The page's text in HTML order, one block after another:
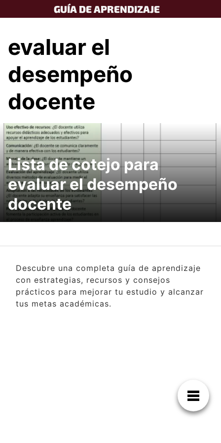
to
GUÍA DE APRENDIZAJE
evaluar el
desempeño
docente
Lista de cotejo para
evaluar el desempeño
docente
Descubre una completa guía de aprendizaje
con estrategias, recursos y consejos
prácticos para mejorar tu estudio y alcanzar
tus metas académicas.